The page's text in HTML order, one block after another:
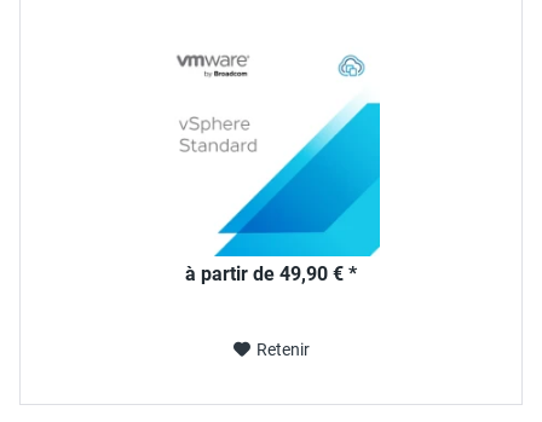
à partir de 49,90 € *
Retenir